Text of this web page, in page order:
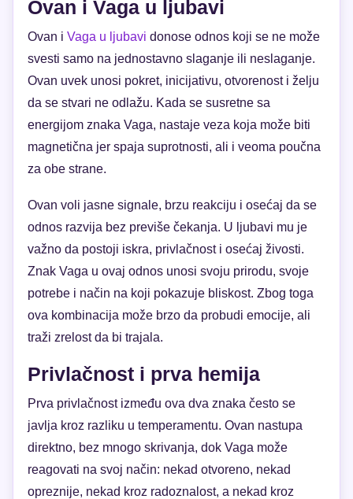
Ovan i Vaga u ljubavi
Ovan i Vaga u ljubavi donose odnos koji se ne može
svesti samo na jednostavno slaganje ili neslaganje.
Ovan uvek unosi pokret, inicijativu, otvorenost i želju
da se stvari ne odlažu. Kada se susretne sa
energijom znaka Vaga, nastaje veza koja može biti
magnetična jer spaja suprotnosti, ali i veoma poučna
za obe strane.
Ovan voli jasne signale, brzu reakciju i osećaj da se
odnos razvija bez previše čekanja. U ljubavi mu je
važno da postoji iskra, privlačnost i osećaj živosti.
Znak Vaga u ovaj odnos unosi svoju prirodu, svoje
potrebe i način na koji pokazuje bliskost. Zbog toga
ova kombinacija može brzo da probudi emocije, ali
traži zrelost da bi trajala.
Privlačnost i prva hemija
Prva privlačnost između ova dva znaka često se
javlja kroz razliku u temperamentu. Ovan nastupa
direktno, bez mnogo skrivanja, dok Vaga može
reagovati na svoj način: nekad otvoreno, nekad
opreznije, nekad kroz radoznalost, a nekad kroz